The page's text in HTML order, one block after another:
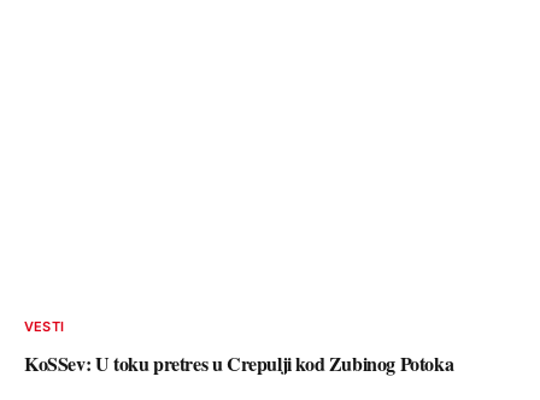
VESTI
KoSSev: U toku pretres u Crepulji kod Zubinog Potoka